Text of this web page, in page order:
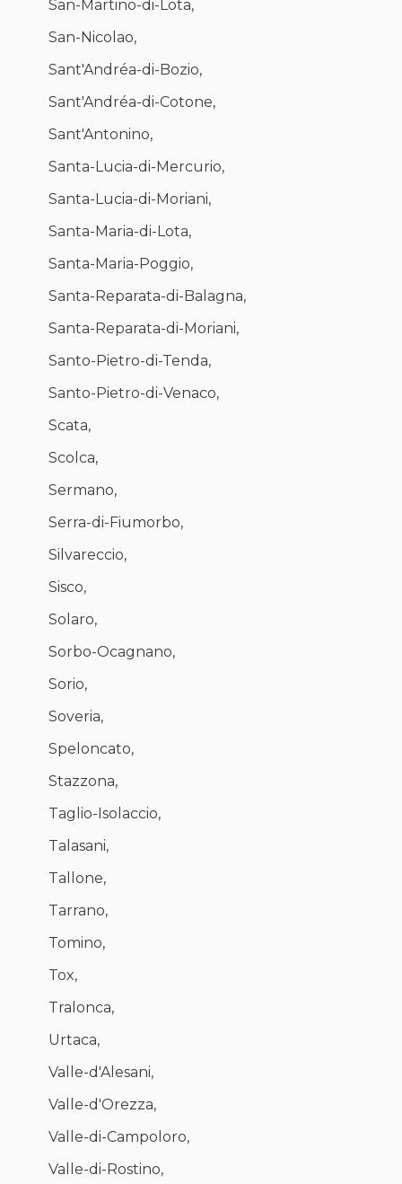
San-Martino-di-Lota,
San-Nicolao,
Sant'Andréa-di-Bozio,
Sant'Andréa-di-Cotone,
Sant'Antonino,
Santa-Lucia-di-Mercurio,
Santa-Lucia-di-Moriani,
Santa-Maria-di-Lota,
Santa-Maria-Poggio,
Santa-Reparata-di-Balagna,
Santa-Reparata-di-Moriani,
Santo-Pietro-di-Tenda,
Santo-Pietro-di-Venaco,
Scata,
Scolca,
Sermano,
Serra-di-Fiumorbo,
Silvareccio,
Sisco,
Solaro,
Sorbo-Ocagnano,
Sorio,
Soveria,
Speloncato,
Stazzona,
Taglio-Isolaccio,
Talasani,
Tallone,
Tarrano,
Tomino,
Tox,
Tralonca,
Urtaca,
Valle-d'Alesani,
Valle-d'Orezza,
Valle-di-Campoloro,
Valle-di-Rostino,